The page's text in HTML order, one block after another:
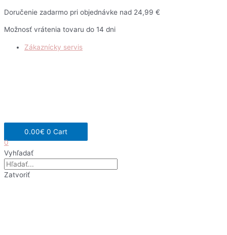
Preskočiť
obsah
Doručenie zadarmo pri objednávke nad 24,99 €
Možnosť vrátenia tovaru do 14 dni
Zákaznícky servis
0.00€ 0 Cart
0
Vyhľadať
Zatvoriť